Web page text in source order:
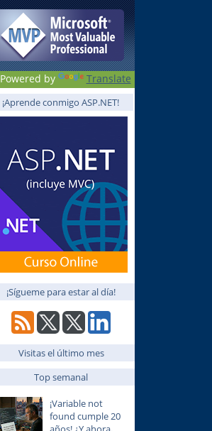
Powered by Translate
¡Aprende conmigo ASP.NET!
¡Sígueme para estar al día!
Visitas el último mes
Top semanal
¡Variable not
found cumple 20